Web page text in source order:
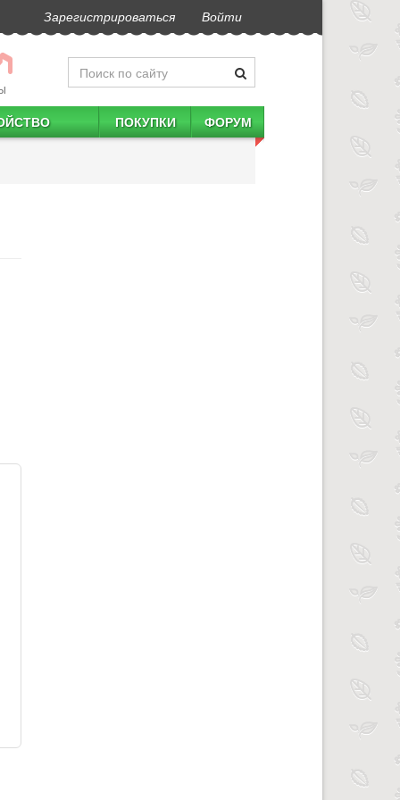
Зарегистрироваться Войти
ПОКУПКИ ФОРУМ